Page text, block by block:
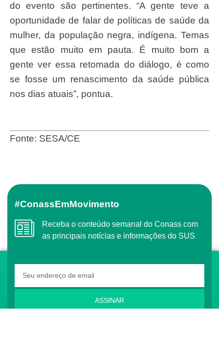
do evento são pertinentes. “A gente teve a
oportunidade de falar de políticas de saúde da
mulher, da população negra, indígena. Temas
que estão muito em pauta. É muito bom a
gente ver essa retomada do diálogo, é como
se fosse um renascimento da saúde pública
nos dias atuais”, pontua.
Fonte: SESA/CE
#ConassEmMovimento
Receba o conteúdo semanal do Conass com
as principais notícias e informações do SUS
ASSINAR